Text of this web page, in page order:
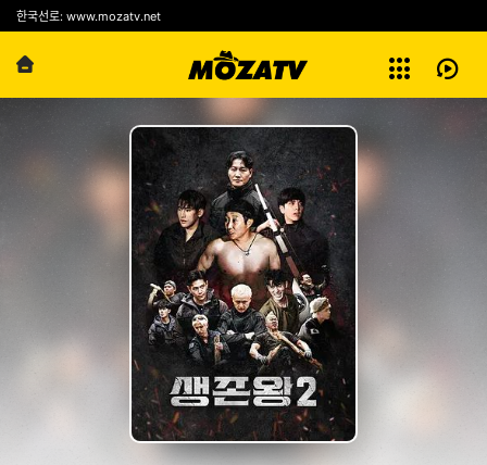
한국선로: www.mozatv.net
전체보기